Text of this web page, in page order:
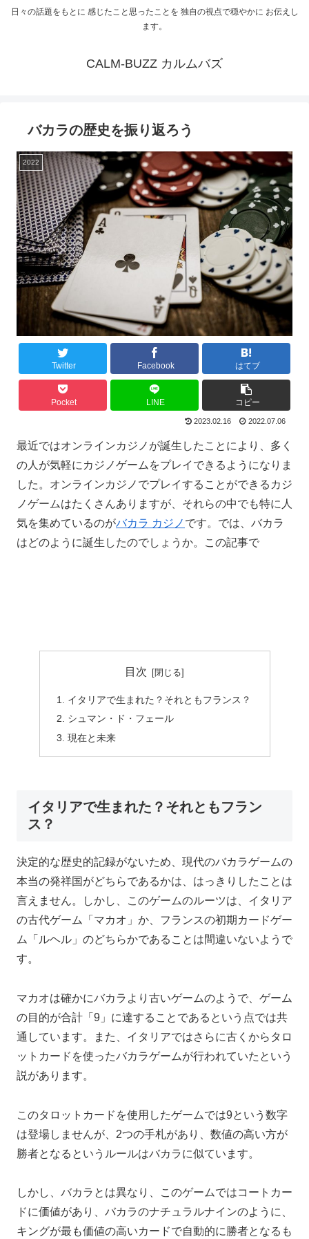
日々の話題をもとに 感じたこと思ったことを 独自の視点で穏やかに お伝えし
ます。
CALM-BUZZ カルムバズ
バカラの歴史を振り返ろう
2022
Twitter Facebook はてブ
Pocket LINE コピー
2023.02.16 2022.07.06
最近ではオンラインカジノが誕生したことにより、多く
の人が気軽にカジノゲームをプレイできるようになりま
した。オンラインカジノでプレイすることができるカジ
ノゲームはたくさんありますが、それらの中でも特に人
気を集めているのがバカラ カジノ です。では、バカラ
はどのように誕生したのでしょうか。この記事で
目次
イタリアで生まれた？それともフランス？
シュマン・ド・フェール
現在と未来
イタリアで生まれた？それともフラン
ス？
決定的な歴史的記録がないため、現代のバカラゲームの
本当の発祥国がどちらであるかは、はっきりしたことは
言えません。しかし、このゲームのルーツは、イタリア
の古代ゲーム「マカオ」か、フランスの初期カードゲー
ム「ルヘル」のどちらかであることは間違いないようで
す。
マカオは確かにバカラより古いゲームのようで、ゲーム
の目的が合計「9」に達することであるという点では共
通しています。また、イタリアではさらに古くからタロ
ットカードを使ったバカラゲームが行われていたという
説があります。
このタロットカードを使用したゲームでは9という数字
は登場しませんが、2つの手札があり、数値の高い方が
勝者となるというルールはバカラに似ています。
しかし、バカラとは異なり、このゲームではコートカー
ドに価値があり、バカラのナチュラルナインのように、
キングが最も価値の高いカードで自動的に勝者となるも